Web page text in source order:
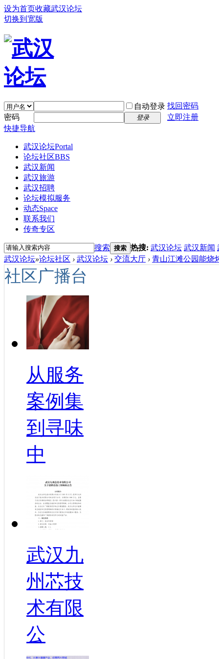
设为首页收藏武汉论坛
切换到宽版
自动登录 找回密码
密码
登录
立即注册
快捷导航
武汉论坛Portal
论坛社区BBS
武汉新闻
武汉旅游
武汉招聘
论坛模拟服务
动态Space
联系我们
传奇专区
搜索 搜索 热搜: 武汉论坛 武汉新闻
武汉论坛»论坛社区 › 武汉论坛 › 交流大厅 › 青山江滩公园能烧
社区广播台
从服务
案例集
到寻味
中
武汉九
州芯技
术有限
公